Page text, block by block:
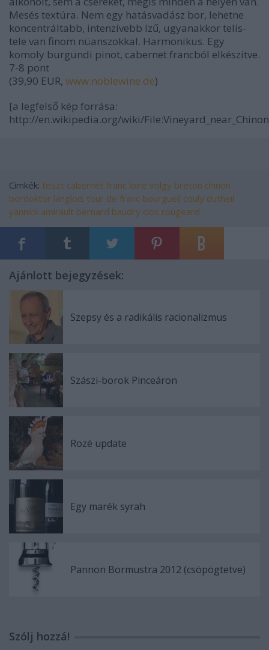
Mesés textúra. Nem egy hatásvadász bor, lehetne
koncentráltabb, intenzívebb ízű, ugyanakkor telis-
tele van finom nüanszokkal. Harmonikus. Egy
komoly burgundi pinot, cabernet francból elkészítve.
7-8 pont
(39,90 EUR, www.noblewine.de)
[a legfelső kép forrása:
http://en.wikipedia.org/wiki/
Címkék: teszt cabernet franc loire völgy breton chinon
bordoktor langlois tour de franc bourgueil couly dutheil
yannick amirault bernard baudry clos rougeard
Ajánlott bejegyzések:
Szepsy és a radikális racionalizmus
Szászi-borok Pinceáron
Rozé update
Egy marék syrah
Pannon Bormustra 2012 (csöpögtetve)
Szólj hozzá!